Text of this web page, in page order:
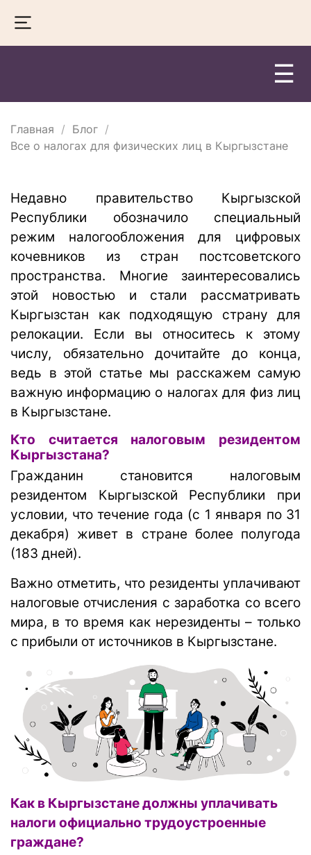
☰
Главная
Блог
Все о налогах для физических лиц в Кыргызстане
Недавно правительство Кыргызской
Республики обозначило специальный
режим налогообложения для цифровых
кочевников из стран постсоветского
пространства. Многие заинтересовались
этой новостью и стали рассматривать
Кыргызстан как подходящую страну для
релокации. Если вы относитесь к этому
числу, обязательно дочитайте до конца,
ведь в этой статье мы расскажем самую
важную информацию о налогах для физ лиц
в Кыргызстане.
Кто считается налоговым резидентом
Кыргызстана?
Гражданин становится налоговым
резидентом Кыргызской Республики при
условии, что течение года (с 1 января по 31
декабря) живет в стране более полугода
(183 дней).
Важно отметить, что резиденты уплачивают
налоговые отчисления с заработка со всего
мира, в то время как нерезиденты – только
с прибыли от источников в Кыргызстане.
Как в Кыргызстане должны уплачивать
налоги официально трудоустроенные
граждане?